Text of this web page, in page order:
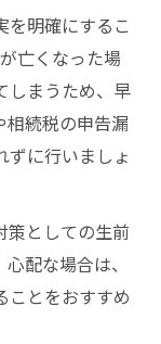
を明確にするこ
亡くなった場
しまうため、早
相続税の申告漏
ずに行いましょ
策としての生前
配な場合は、
ことをおすすめ